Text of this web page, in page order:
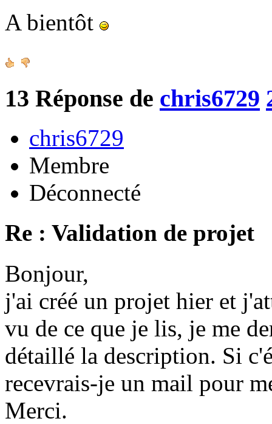
A bientôt
13 Réponse de chris6729
chris6729
Membre
Déconnecté
Re : Validation de projet
Bonjour,
j'ai créé un projet hier et
vu de ce que je lis, je me
détaillé la description. Si
recevrais-je un mail pour
Merci.